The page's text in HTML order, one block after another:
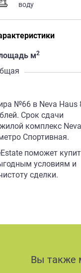
воду
м2
№66 в Neva Haus
Срок сдачи
комплекс
Спортивная.
поможет
условиям и
сделки.
Вы также